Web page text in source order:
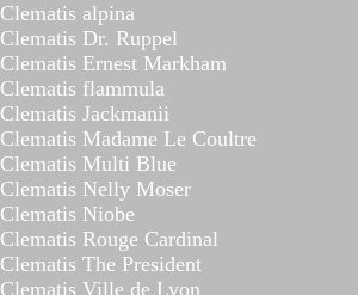
Clematis alpina
Clematis Dr. Ruppel
Clematis Ernest Markham
Clematis flammula
Clematis Jackmanii
Clematis Madame Le Coultre
Clematis Multi Blue
Clematis Nelly Moser
Clematis Niobe
Clematis Rouge Cardinal
Clematis The President
Clematis Ville de Lyon